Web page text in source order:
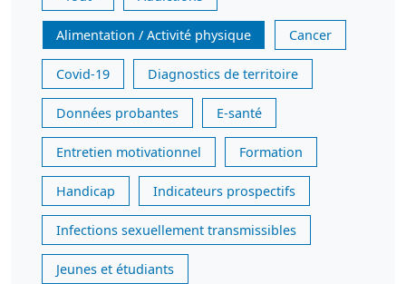
Alimentation / Activité physique Cancer
Covid-19 Diagnostics de territoire
Données probantes E-santé
Entretien motivationnel Formation
Handicap Indicateurs prospectifs
Infections sexuellement transmissibles
Jeunes et étudiants